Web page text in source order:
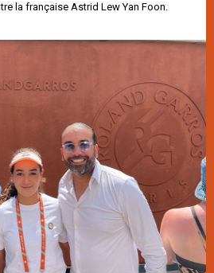
la française Astrid Lew Yan Foon.